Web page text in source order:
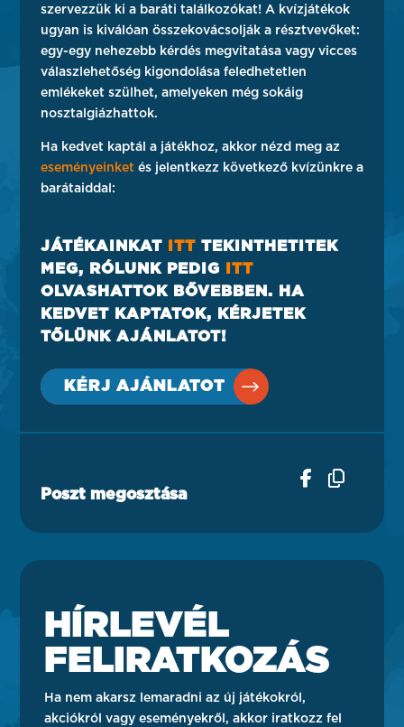
szervezzük ki a baráti találkozókat! A kvízjátékok
ugyan is kiválóan összekovácsolják a résztvevőket:
egy-egy nehezebb kérdés megvitatása vagy vicces
válaszlehetőség kigondolása feledhetetlen
emlékeket szülhet, amelyeken még sokáig
nosztalgiázhattok.
Ha kedvet kaptál a játékhoz, akkor nézd meg az
eseményeinket és jelentkezz következő kvízünkre a
barátaiddal:
JÁTÉKAINKAT ITTTEKINTHETITEK
MEG, RÓLUNK PEDIG
ITT
OLVASHATTOK BŐVEBBEN. HA
KEDVET KAPTATOK, KÉRJETEK
TŐLÜNK AJÁNLATOT!
KÉRJ AJÁNLATOT
Poszt megosztása
HÍRLEVÉL
FELIRATKOZÁS
Ha nem akarsz lemaradni az új játékokról,
akciókról vagy eseményekről, akkor iratkozz fel